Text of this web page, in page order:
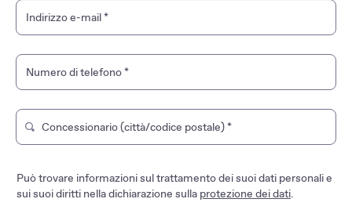
Indirizzo e-mail*
Numero di telefono*
Digita per cercare un negozio del marchio. Usa i tasti
Concessionario (città/codice postale)*
Può trovare informazioni sul trattamento dei suoi dati personali e
sui suoi diritti nella dichiarazione sulla protezione dei dati.